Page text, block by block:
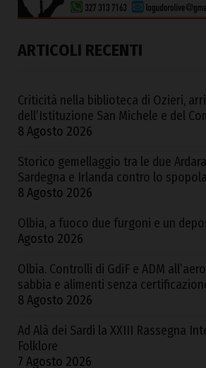
ARTICOLI RECENTI
Criticità nella biblioteca di Ozieri,
dell’Istituzione San Michele e del
8 Agosto 2026
Storico gemellaggio tra le due
Sardegna e Irlanda contro lo
8 Agosto 2026
Olbia, a fuoco due furgoni e un
Agosto 2026
Olbia. Controlli di GdiF e ADM
sabbia e alimenti senza
8 Agosto 2026
Ad Alà dei Sardi la XXIII Rassegna
Folklore
7 Agosto 2026